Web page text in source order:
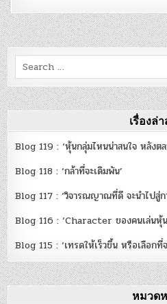
Search
for:
เรื่องล่
Blog 119 : ‘หุ้นกลุ่มไหนน่าสนใจ หลังตล
Blog 118 : ‘กล้าที่จะเดิมพัน’
Blog 117 : ‘วิจารณญาณที่ดี จะนำไปสู่ก
Blog 116 : ‘Character ของคนเล่นหุ้น
Blog 115 : ‘เทรดให้เร็วขึ้น หรือเลือกที่จ
หมวด